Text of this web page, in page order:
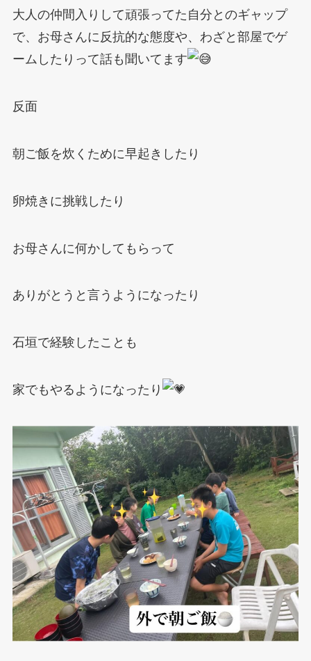
大人の仲間入りして頑張ってた自分とのギャップ
で、お母さんに反抗的な態度や、わざと部屋でゲ
ームしたりって話も聞いてます
反面
朝ご飯を炊くために早起きしたり
卵焼きに挑戦したり
お母さんに何かしてもらって
ありがとうと言うようになったり
石垣で経験したことも
家でもやるようになったり